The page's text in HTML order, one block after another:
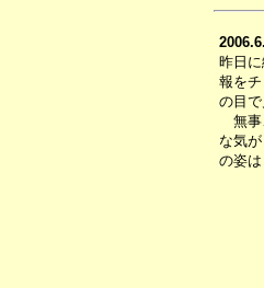
昨日
報を
の目で
無事
な気
の姿